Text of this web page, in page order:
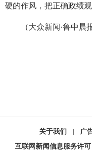
硬的作风，把正确政绩
（大众新闻·鲁中晨报
关于我们 广
互联网新闻信息服务许可